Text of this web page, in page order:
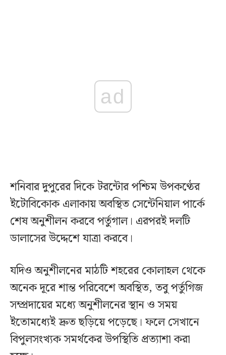
ad
শনিবার দুপুরের দিকে টরন্টোর পশ্চিম উপকণ্ঠের
ইটোবিকোক এলাকায় অবস্থিত সেন্টেনিয়াল পার্কে
শেষ অনুশীলন করবে পর্তুগাল। এরপরই দলটি
ডালাসের উদ্দেশে যাত্রা করবে।
যদিও অনুশীলনের মাঠটি শহরের কোলাহল থেকে
অনেক দূরে শান্ত পরিবেশে অবস্থিত, তবু পর্তুগিজ
সম্প্রদায়ের মধ্যে অনুশীলনের স্থান ও সময়
ইতোমধ্যেই দ্রুত ছড়িয়ে পড়েছে। ফলে সেখানে
বিপুলসংখ্যক সমর্থকের উপস্থিতি প্রত্যাশা করা